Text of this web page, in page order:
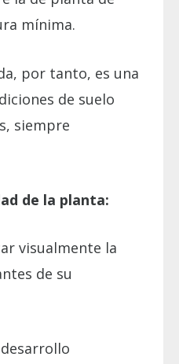
mínima.
por tanto, es una
de suelo
siempre
de la planta:
visualmente la
de su